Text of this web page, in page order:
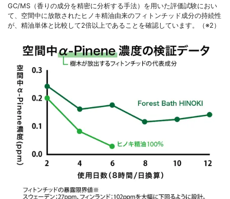
GC/MS（香りの成分を精密に分析する手法）を用いた評価試験におい
て、空間中に放散されたヒノキ精油由来のフィトンチッド成分の持続性
が、精油単体と比較して2倍以上であることを確認しています。（※2）